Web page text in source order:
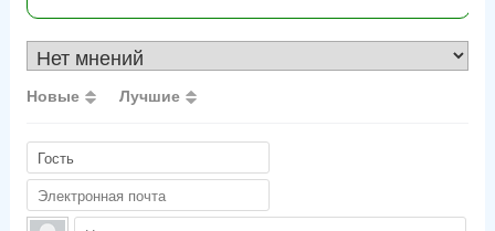
Новые Лучшие